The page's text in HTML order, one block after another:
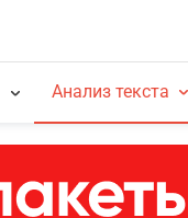
Анализ текста